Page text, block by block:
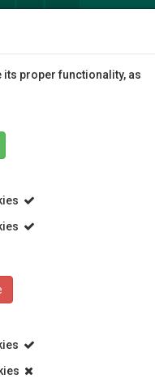
its proper functionality, as